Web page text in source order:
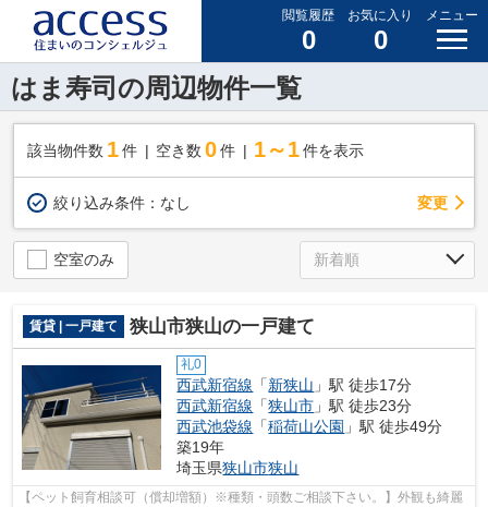
閲覧履歴
0
お気に入り
0
メニュー
はま寿司の周辺物件一覧
該当物件数 1件 空き数 0 件 1～1 件を表示
絞り込み条件： なし 変更
空室のみ
賃貸 | 一戸建て 狭山市狭山の一戸建て
礼0
西武新宿線 「新狭山 」駅 徒歩17分
西武新宿線 「狭山市 」駅 徒歩23分
西武池袋線 「稲荷山公園 」駅 徒歩49分
築19年
埼玉県狭山市狭山
【ペット飼育相談可（償却増額）※種類・頭数ご相談下さい。】外観も綺麗